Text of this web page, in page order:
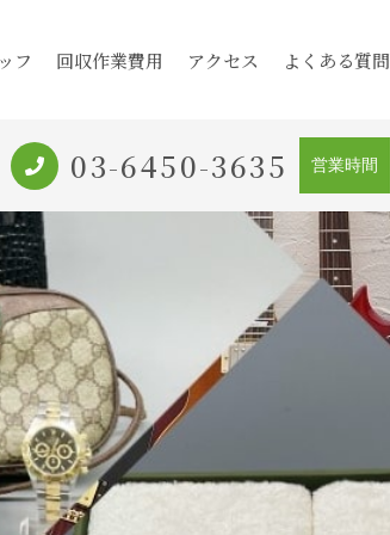
フ 回収作業費用 アクセス よくある質問
03-6450-3635 営業時間